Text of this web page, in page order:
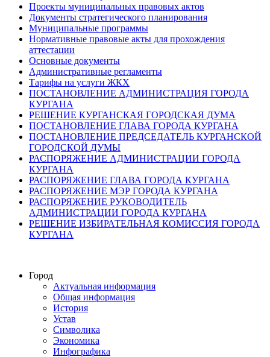
Проекты муниципальных правовых актов
Документы стратегического планирования
Муниципальные программы
Нормативные правовые акты для прохождения
аттестации
Основные документы
Административные регламенты
Тарифы на услуги ЖКХ
ПОСТАНОВЛЕНИЕ АДМИНИСТРАЦИЯ ГОРОДА
КУРГАНА
РЕШЕНИЕ КУРГАНСКАЯ ГОРОДСКАЯ ДУМА
ПОСТАНОВЛЕНИЕ ГЛАВА ГОРОДА КУРГАНА
ПОСТАНОВЛЕНИЕ ПРЕДСЕДАТЕЛЬ КУРГАНСКОЙ
ГОРОДСКОЙ ДУМЫ
РАСПОРЯЖЕНИЕ АДМИНИСТРАЦИИ ГОРОДА
КУРГАНА
РАСПОРЯЖЕНИЕ ГЛАВА ГОРОДА КУРГАНА
РАСПОРЯЖЕНИЕ МЭР ГОРОДА КУРГАНА
РАСПОРЯЖЕНИЕ РУКОВОДИТЕЛЬ
АДМИНИСТРАЦИИ ГОРОДА КУРГАНА
РЕШЕНИЕ ИЗБИРАТЕЛЬНАЯ КОМИССИЯ ГОРОДА
КУРГАНА
Город
Актуальная информация
Общая информация
История
Устав
Символика
Экономика
Инфографика